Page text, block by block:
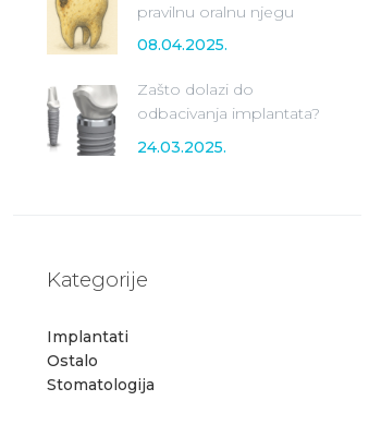
pravilnu oralnu njegu
08.04.2025.
Zašto dolazi do
odbacivanja implantata?
24.03.2025.
Kategorije
Implantati
Ostalo
Stomatologija